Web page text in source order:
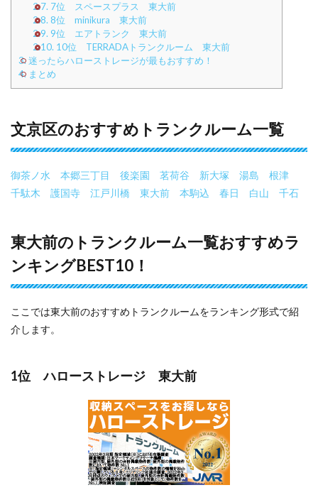
2.7. 7位 スペースプラス 東大前
2.8. 8位 minikura 東大前
2.9. 9位 エアトランク 東大前
2.10. 10位 TERRADAトランクルーム 東大前
3.迷ったらハローストレージが最もおすすめ！
4. まとめ
文京区のおすすめトランクルーム一覧
御茶ノ水 本郷三丁目 後楽園 茗荷谷 新大塚 湯島
根津
千駄木
護国寺 江戸川橋 東大前 本駒込 春日 白山 千石
東大前のトランクルーム一覧おすすめラ
ンキングBEST10！
ここでは東大前のおすすめトランクルームをランキング形式で紹
介します。
1位 ハローストレージ 東大前